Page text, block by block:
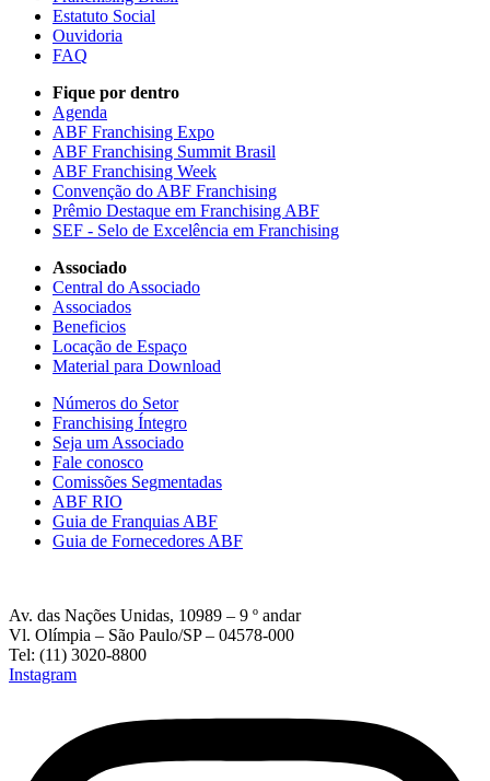
Estatuto Social
Ouvidoria
FAQ
Fique por dentro
Agenda
ABF Franchising Expo
ABF Franchising Summit Brasil
ABF Franchising Week
Convenção do ABF Franchising
Prêmio Destaque em Franchising ABF
SEF - Selo de Excelência em Franchising
Associado
Central do Associado
Associados
Beneficios
Locação de Espaço
Material para Download
Números do Setor
Franchising Íntegro
Seja um Associado
Fale conosco
Comissões Segmentadas
ABF RIO
Guia de Franquias ABF
Guia de Fornecedores ABF
Av. das Nações Unidas, 10989 – 9 º andar
Vl. Olímpia – São Paulo/SP – 04578-000
Tel: (11) 3020-8800
Instagram